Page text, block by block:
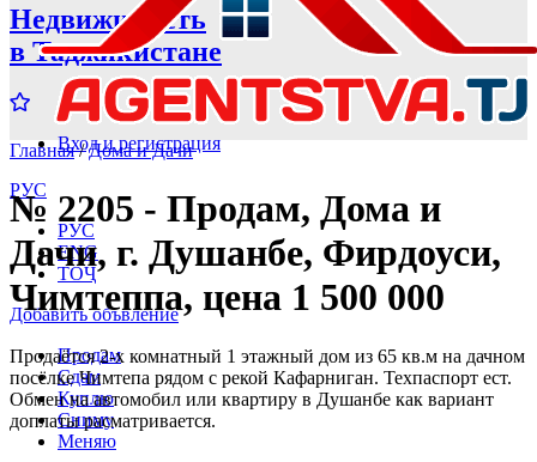
Недвижимость
в Таджикистане
Вход и регистрация
РУС
РУС
ENG
ТОҶ
Добавить объвление
Продам
Сдам
Куплю
Сниму
Меняю
Главная/Дома и Дачи
№ 2205 - Продам, Дома и
Дачи, г. Душанбе, Фирдоуси,
Чимтеппа, цена 1 500 000
Продаётся 2-х комнатный 1 этажный дом из 65 кв.м на дачном
посёлке Чимтепа рядом с рекой Кафарниган. Техпаспорт ест.
Обмен на автомобил или квартиру в Душанбе как вариант
доплаты расматривается.